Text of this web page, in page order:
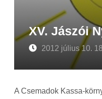
XV. Jászói
2012 július 10.
A Csemadok Kassa-